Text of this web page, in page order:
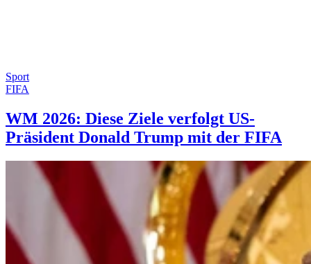
Sport
FIFA
WM 2026: Diese Ziele verfolgt US-
Präsident Donald Trump mit der FIFA